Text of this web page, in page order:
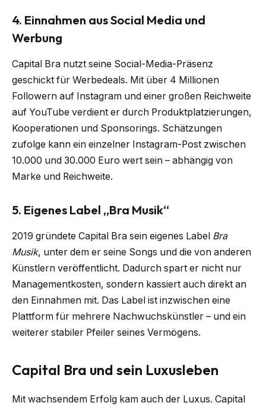
4. Einnahmen aus Social Media und
Werbung
Capital Bra nutzt seine Social-Media-Präsenz
geschickt für Werbedeals. Mit über 4 Millionen
Followern auf Instagram und einer großen Reichweite
auf YouTube verdient er durch Produktplatzierungen,
Kooperationen und Sponsorings. Schätzungen
zufolge kann ein einzelner Instagram-Post zwischen
10.000 und 30.000 Euro wert sein – abhängig von
Marke und Reichweite.
5. Eigenes Label „Bra Musik“
2019 gründete Capital Bra sein eigenes Label Bra
Musik, unter dem er seine Songs und die von anderen
Künstlern veröffentlicht. Dadurch spart er nicht nur
Managementkosten, sondern kassiert auch direkt an
den Einnahmen mit. Das Label ist inzwischen eine
Plattform für mehrere Nachwuchskünstler – und ein
weiterer stabiler Pfeiler seines Vermögens.
Capital Bra und sein Luxusleben
Mit wachsendem Erfolg kam auch der Luxus. Capital